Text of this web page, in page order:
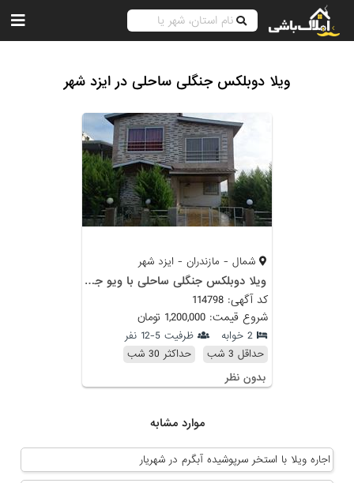
ویلا دوبلکس جنگلی ساحلی در ایزد شهر
شمال - مازندران - ایزد شهر
ویلا دوبلکس جنگلی ساحلی با ویو جنگل
کد آگهی: 114798
شروع قیمت: 1,200,000 تومان
2 خوابه
ظرفیت 5-12 نفر
حداقل 3 شب
حداکثر 30 شب
بدون نظر
موارد مشابه
اجاره ویلا با استخر سرپوشیده آبگرم در شهریار